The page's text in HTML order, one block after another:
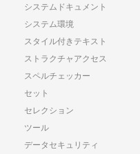
システムドキュメント
システム環境
スタイル付きテキスト
ストラクチャアクセス
スペルチェッカー
セット
セレクション
ツール
データセキュリティ